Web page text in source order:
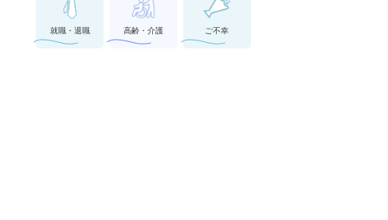
就職・退職 高齢・介護 ご不幸